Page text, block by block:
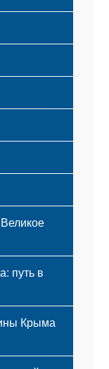
путь в
Крыма